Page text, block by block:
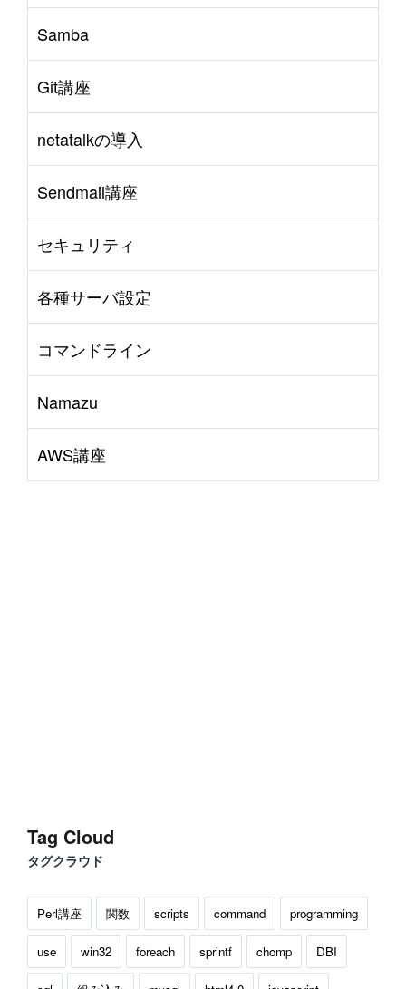
Samba
Git講座
netatalkの導入
Sendmail講座
セキュリティ
各種サーバ設定
コマンドライン
Namazu
AWS講座
Tag Cloud
タグクラウド
Perl講座 関数 scripts command programming
use win32 foreach sprintf chomp DBI